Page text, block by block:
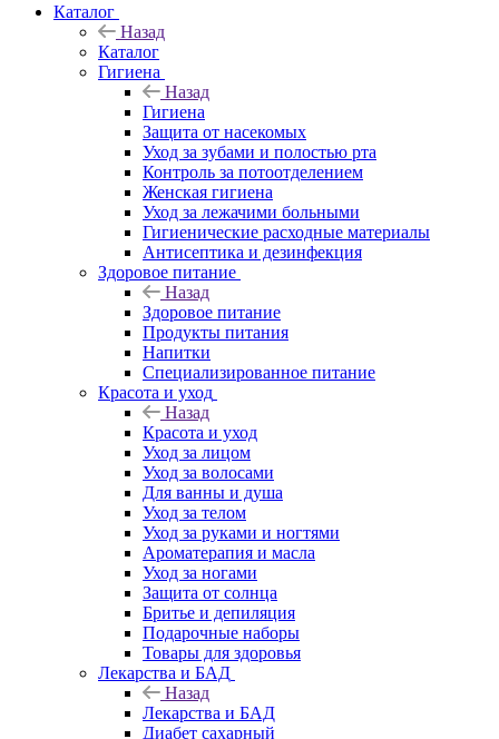
Каталог
Назад
Каталог
Гигиена
Назад
Гигиена
Защита от насекомых
Уход за зубами и полостью рта
Контроль за потоотделением
Женская гигиена
Уход за лежачими больными
Гигиенические расходные материалы
Антисептика и дезинфекция
Здоровое питание
Назад
Здоровое питание
Продукты питания
Напитки
Специализированное питание
Красота и уход
Назад
Красота и уход
Уход за лицом
Уход за волосами
Для ванны и душа
Уход за телом
Уход за руками и ногтями
Ароматерапия и масла
Уход за ногами
Защита от солнца
Бритье и депиляция
Подарочные наборы
Товары для здоровья
Лекарства и БАД
Назад
Лекарства и БАД
Диабет сахарный